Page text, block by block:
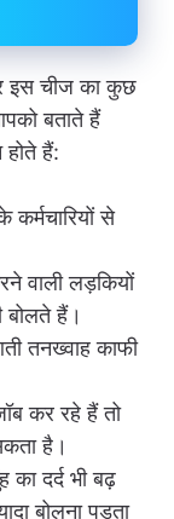
इस चीज का कुछ
बताते हैं
हैं:
से
वाली लड़कियों
बोलते हैं।
तनख्वाह काफी
कर रहे हैं तो
है।
दर्द भी बढ़
बोलना पड़ता